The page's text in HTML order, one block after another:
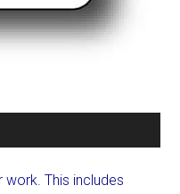
This includes